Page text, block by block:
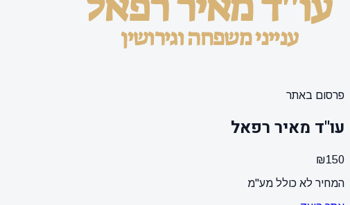
פרסום באתר
עו"ד מאיר רפאל
₪150
המחיר לא כולל מע"מ